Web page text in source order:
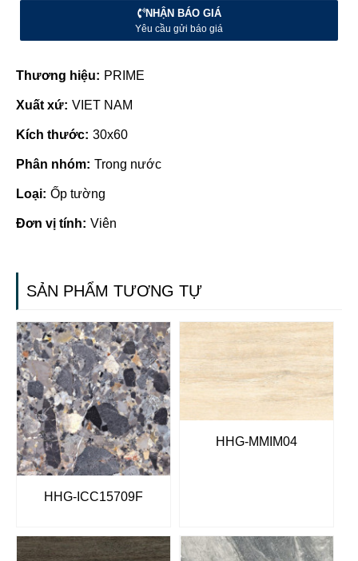
NHẬN BÁO GIÁ
Yêu cầu gửi báo giá
Thương hiệu: PRIME
Xuất xứ: VIET NAM
Kích thước: 30x60
Phân nhóm: Trong nước
Loại: Ốp tường
Đơn vị tính: Viên
SẢN PHẨM TƯƠNG TỰ
HHG-ICC15709F
HHG-MMIM04